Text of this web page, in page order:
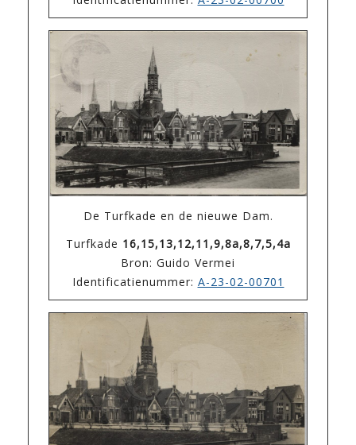
De Turfkade en de nieuwe Dam.
Turfkade 16,15,13,12,11,9,8a,8,7,5,4a
Bron: Guido Vermei
Identificatienummer: A-23-02-00701